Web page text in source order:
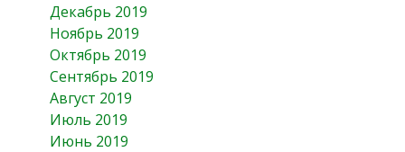
Декабрь 2019
Ноябрь 2019
Октябрь 2019
Сентябрь 2019
Август 2019
Июль 2019
Июнь 2019